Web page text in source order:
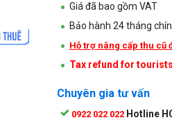
Giá đã bao gồm VAT
Bảo hành 24 tháng
Hỗ trợ nâng cấp thu cũ
Tax refund for tourists
Chuyên gia tư vấn
0922 022 022 Hotline